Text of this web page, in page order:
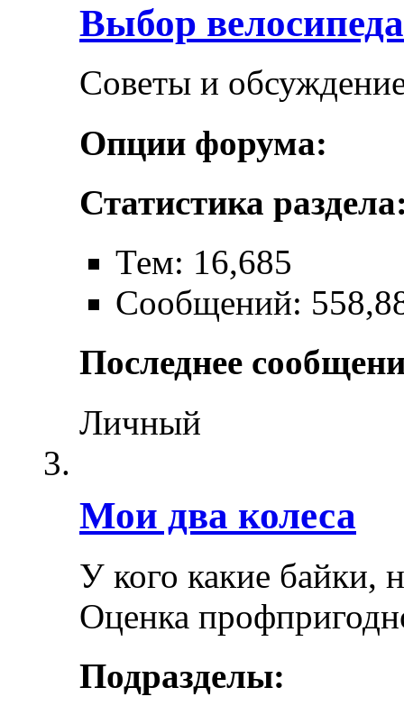
Выбор велосипеда
Советы и
Опции форума:
Статистика
Тем: 16,685
Сообщений:
Последнее
Личный
Мои два колеса
У кого какие байки,
Оценка
Подразделы: